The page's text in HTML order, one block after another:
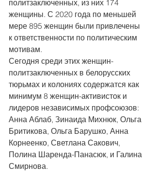
политзаключенных, из них 174
женщины. С 2020 года по меньшей
мере 895 женщин были привлечены
к ответственности по политическим
мотивам.
Сегодня среди этих женщин-
политзаключенных в белорусских
тюрьмах и колониях содержатся как
минимум 8 женщин-активисток и
лидеров независимых профсоюзов:
Анна Аблаб, Зинаида Михнюк, Ольга
Бритикова, Ольга Барушко, Анна
Корнеенко, Светлана Сакович,
Полина Шаренда-Панасюк, и Галина
Смирнова.